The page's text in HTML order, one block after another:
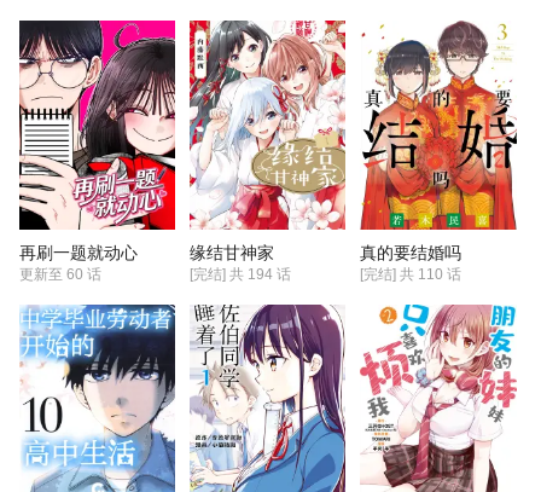
再刷一题就动心
更新至 60 话
缘结甘神家
[完结] 共 194 话
真的要结婚吗
[完结] 共 110 话